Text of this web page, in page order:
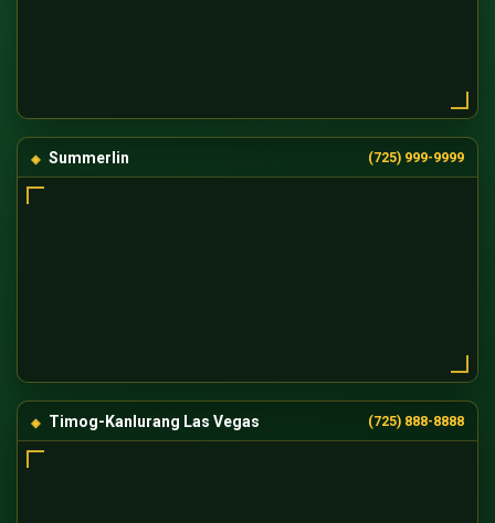
Summerlin (725) 999-9999
Timog-Kanlurang Las Vegas (725) 888-8888